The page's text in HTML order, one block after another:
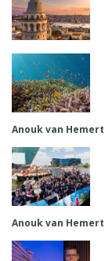
Anouk van Hemert
Anouk van Hemert